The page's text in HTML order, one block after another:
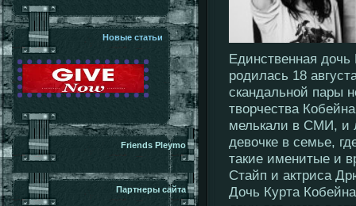
Новые статьи
Friends Pleymo
Партнеры сайта
Единственная
родилась 18
скандальной пары
творчества
мелькали в СМИ, и
девочке в семье,
такие именитые и
Стайп и актриса
Дочь Курта